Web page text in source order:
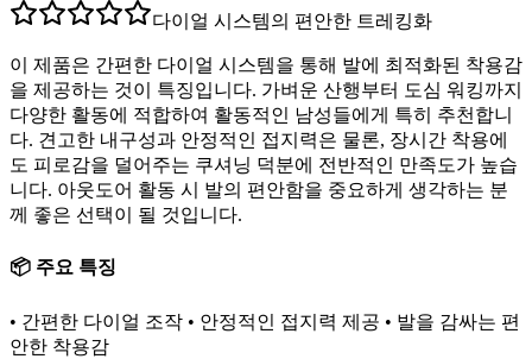
다이얼 시스템의 편안한 트레킹화
이 제품은 간편한 다이얼 시스템을 통해 발에 최적화된 착용감
을 제공하는 것이 특징입니다. 가벼운 산행부터 도심 워킹까지
다양한 활동에 적합하여 활동적인 남성들에게 특히 추천합니
다. 견고한 내구성과 안정적인 접지력은 물론, 장시간 착용에
도 피로감을 덜어주는 쿠셔닝 덕분에 전반적인 만족도가 높습
니다. 아웃도어 활동 시 발의 편안함을 중요하게 생각하는 분
께 좋은 선택이 될 것입니다.
📦 주요 특징
• 간편한 다이얼 조작 • 안정적인 접지력 제공 • 발을 감싸는 편
안한 착용감